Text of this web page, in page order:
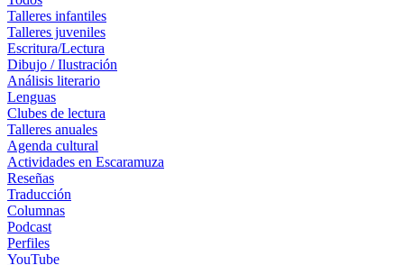
Talleres infantiles
Talleres juveniles
Escritura/Lectura
Dibujo / Ilustración
Análisis literario
Lenguas
Clubes de lectura
Talleres anuales
Agenda cultural
Actividades en Escaramuza
Reseñas
Traducción
Columnas
Podcast
Perfiles
YouTube